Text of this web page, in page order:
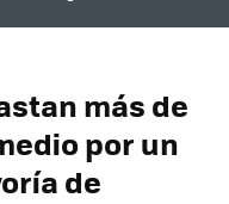
más de
por un
de